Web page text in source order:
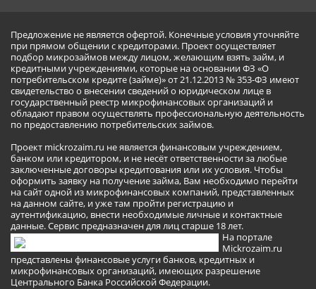
Предложение не является офертой. Конечные условия уточняйте
при прямом общении с кредиторами. Проект осуществляет
подбор микрозаймов между лицом, желающим взять займ, и
кредитными учреждениями, которые на основании ФЗ «О
потребительском кредите (займе)» от 21.12.2013 № 353-ФЗ имеют
свидетельство о внесении сведений о юридическом лице в
государственный реестр микрофинансовых организаций и
обладают правом осуществлять профессиональную деятельность
по предоставлению потребительских займов.
Проект mickrozaim.ru не является финансовым учреждением,
банком или кредитором, и не несёт ответственности за любые
заключенные договоры кредитования или их условия. Чтобы
оформить заявку на получение займа, Вам необходимо перейти
на сайт одной из микрофинансовых компаний, представленных
на данном сайте, и уже там пройти регистрацию и
аутентификацию, внести необходимые личные и контактные
данные. Сервис предназначен для лиц старше 18 лет.
На портале
Mickrozaim.ru
представлены финансовые услуги банков, кредитных и
микрофинансовых организаций, имеющих разрешение
Центрального Банка Российской Федерации.